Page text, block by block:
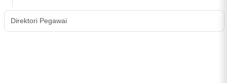
Direktori Pegawai